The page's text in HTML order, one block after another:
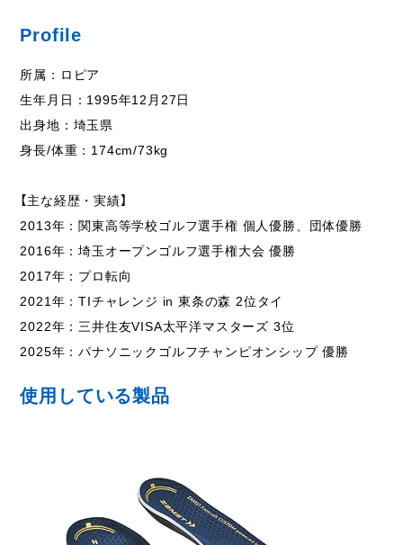
Profile
所属：ロピア
生年月日：1995年12月27日
出身地：埼玉県
身長/体重：174cm/73kg
【主な経歴・実績】
2013年：関東高等学校ゴルフ選手権 個人優勝、団体優勝
2016年：埼玉オープンゴルフ選手権大会 優勝
2017年：プロ転向
2021年：TIチャレンジ in 東条の森 2位タイ
2022年：三井住友VISA太平洋マスターズ 3位
2025年：パナソニックゴルフチャンピオンシップ 優勝
使用している製品